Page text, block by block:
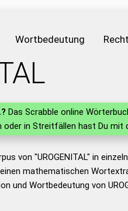
Wortbedeutung
? Das Scrabble online
oder in Streitfällen hast Du mit
von "UROGENITAL" in
einen mathematischen
und Wortbedeutung von